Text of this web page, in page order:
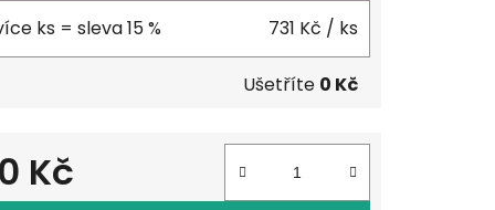
ks = sleva 15 % 731 Kč / ks
Ušetříte 0 Kč
Kč